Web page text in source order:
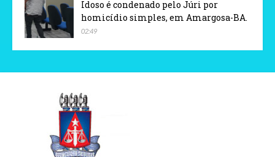
Idoso é condenado pelo Júri por
homicídio simples, em Amargosa-BA.
02:49